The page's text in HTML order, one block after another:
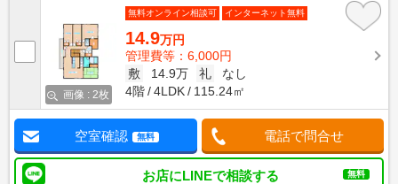
画像 : 2枚
無料オンライン相談可 インターネット無料
14.9万円
管理費等：6,000円
敷
14.9万 礼
なし
4階
4LDK 115.24㎡
空室確認 無料 電話で問合せ
お店にLINEで相談する 無料